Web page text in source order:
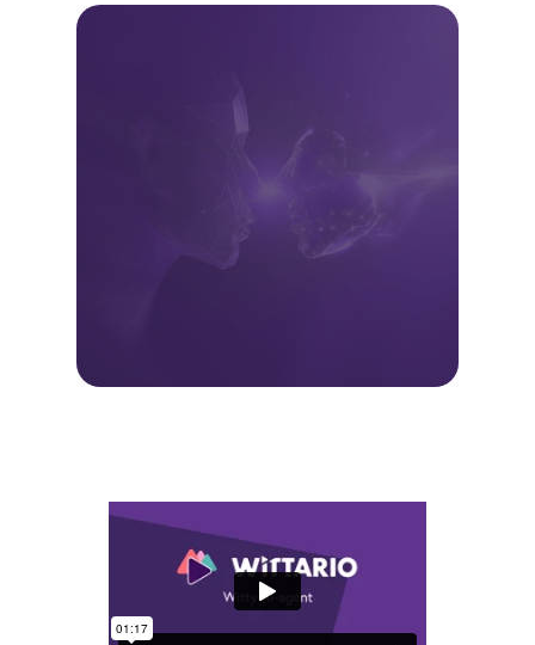
lavere, skjer det mer læring. Det
rask onboarding og
kompetansebygging
mer engasjerende
læringsopplevelser